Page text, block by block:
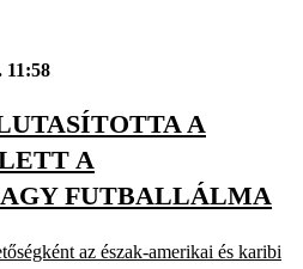
11:58
A
A
FUTBALLÁLMA
az észak-amerikai és karibi